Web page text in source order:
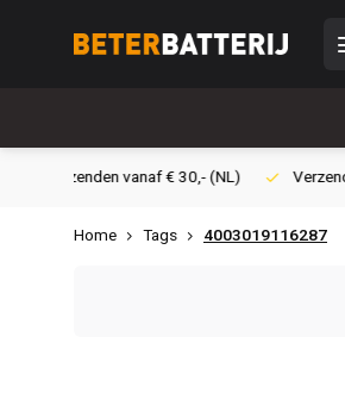
Verzendkosten € 2,95 (NL)
Home Tags 4003019116287